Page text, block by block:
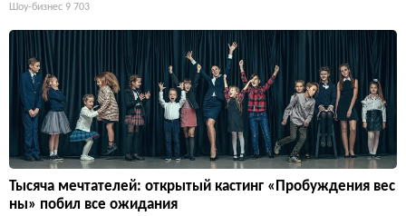
Шоу-бизнес 9 703
Тысяча мечтателей: открытый кастинг «Пробуждения вес
ны» побил все ожидания